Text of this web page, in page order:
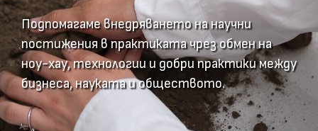
Подпомагаме внедряването на научни
постижения в практиката чрез обмен на
ноу-хау, технологии и добри практики между
бизнеса, науката и обществото.